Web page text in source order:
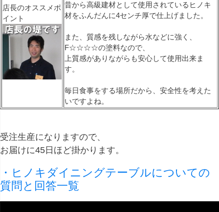
店長のオススメポ
イント
昔から高級建材として使用されているヒノキ
材をふんだんに4センチ厚で仕上げました。
また、質感を残しながら水などに強く、
F☆☆☆☆の塗料なので、
上質感がありながらも安心して使用出来ま
す。
毎日食事をする場所だから、安全性を考えた
いですよね。
受注生産になりますので、
お届けに45日ほど掛かります。
・ヒノキダイニングテーブルについての
質問と回答一覧